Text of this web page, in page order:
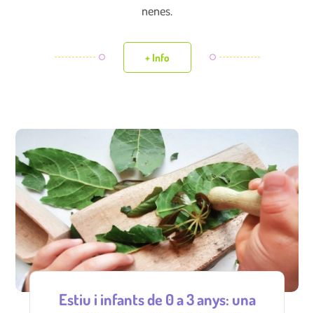
nenes.
+ Info
Estiu i infants de 0 a 3 anys: una